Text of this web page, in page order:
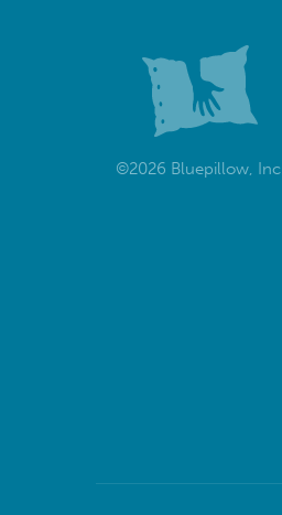
©2026 Bluepillow, Inc.